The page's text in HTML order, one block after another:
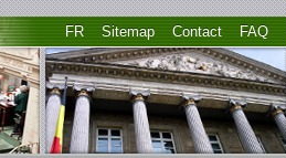
FAQ
Contact
Sitemap
FR